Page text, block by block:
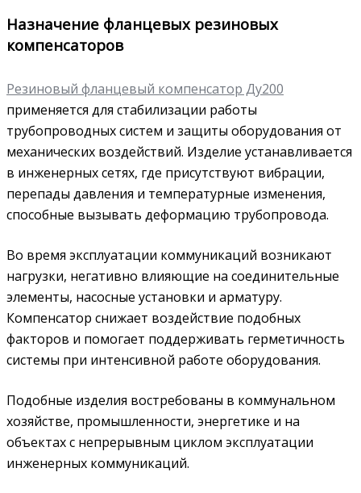
Назначение фланцевых резиновых
компенсаторов
Резиновый фланцевый компенсатор Ду200
применяется для стабилизации работы
трубопроводных систем и защиты оборудования от
механических воздействий. Изделие устанавливается
в инженерных сетях, где присутствуют вибрации,
перепады давления и температурные изменения,
способные вызывать деформацию трубопровода.
Во время эксплуатации коммуникаций возникают
нагрузки, негативно влияющие на соединительные
элементы, насосные установки и арматуру.
Компенсатор снижает воздействие подобных
факторов и помогает поддерживать герметичность
системы при интенсивной работе оборудования.
Подобные изделия востребованы в коммунальном
хозяйстве, промышленности, энергетике и на
объектах с непрерывным циклом эксплуатации
инженерных коммуникаций.